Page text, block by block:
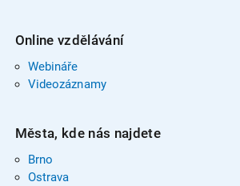
Online vzdělávání
Webináře
Videozáznamy
Města, kde nás najdete
Brno
Ostrava